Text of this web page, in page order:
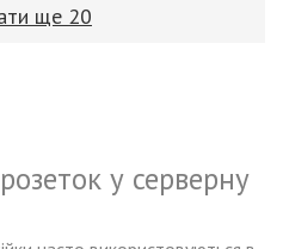
ще 20
у серверну